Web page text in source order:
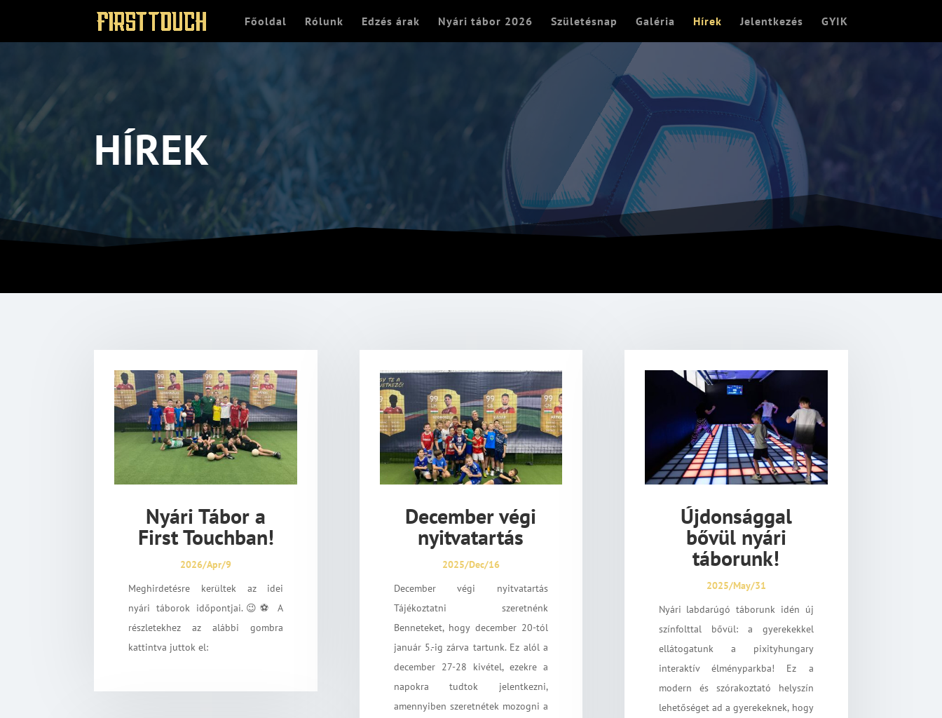
Főoldal Rólunk Edzés árak Nyári tábor 2026 Születésnap Galéria Hírek Jelentkezés GYIK
HÍREK
Nyári Tábor a
First Touchban!
2026/Apr/9
Meghirdetésre kerültek az idei
nyári táborok időpontjai.😉⚽ A
részletekhez az alábbi gombra
kattintva juttok el:
December végi
nyitvatartás
2025/Dec/16
December végi nyitvatartás
Tájékoztatni szeretnénk
Benneteket, hogy december 20-tól
január 5.-ig zárva tartunk. Ez alól a
december 27-28 kivétel, ezekre a
napokra tudtok jelentkezni,
amennyiben szeretnétek mozogni a
Újdonsággal
bővül nyári
táborunk!
2025/May/31
Nyári labdarúgó táborunk idén új
színfolttal bővül: a gyerekekkel
ellátogatunk a pixityhungary
interaktív élményparkba! Ez a
modern és szórakoztató helyszín
lehetőséget ad a gyerekeknek, hogy